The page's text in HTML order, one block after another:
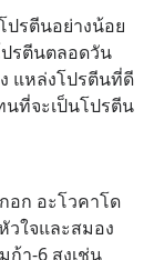
ปรตีนอย่างน้อย
รตีนตลอดวัน
แหล่งโปรตีนที่ดี
ที่จะเป็นโปรตีน
อก อะโวคาโด
ใจและสมอง
ก้า-6 สูงเช่น